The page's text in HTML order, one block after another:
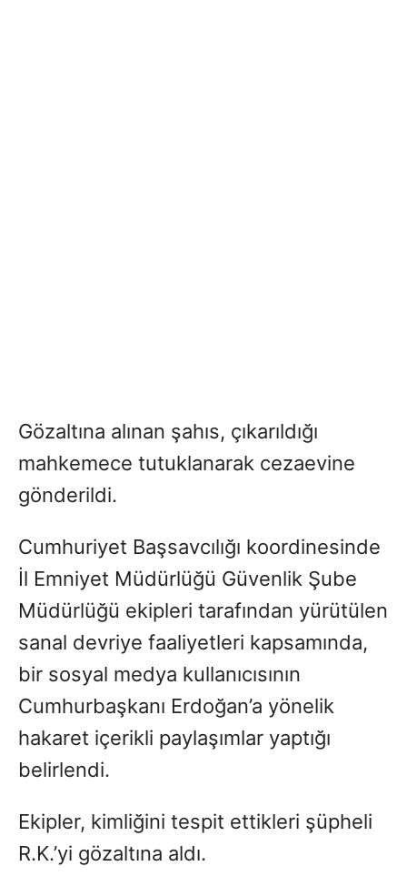
Gözaltına alınan şahıs, çıkarıldığı
mahkemece tutuklanarak cezaevine
gönderildi.
Cumhuriyet Başsavcılığı koordinesinde
İl Emniyet Müdürlüğü Güvenlik Şube
Müdürlüğü ekipleri tarafından yürütülen
sanal devriye faaliyetleri kapsamında,
bir sosyal medya kullanıcısının
Cumhurbaşkanı Erdoğan’a yönelik
hakaret içerikli paylaşımlar yaptığı
belirlendi.
Ekipler, kimliğini tespit ettikleri şüpheli
R.K.’yi gözaltına aldı.